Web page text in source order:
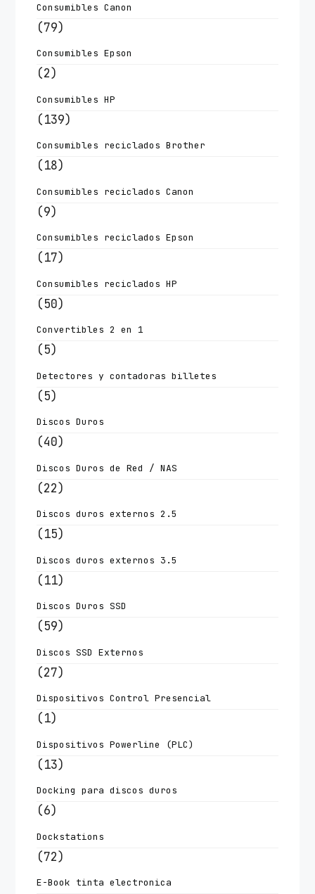
Consumibles Canon
(79)
Consumibles Epson
(2)
Consumibles HP
(139)
Consumibles reciclados Brother
(18)
Consumibles reciclados Canon
(9)
Consumibles reciclados Epson
(17)
Consumibles reciclados HP
(50)
Convertibles 2 en 1
(5)
Detectores y contadoras billetes
(5)
Discos Duros
(40)
Discos Duros de Red / NAS
(22)
Discos duros externos 2.5
(15)
Discos duros externos 3.5
(11)
Discos Duros SSD
(59)
Discos SSD Externos
(27)
Dispositivos Control Presencial
(1)
Dispositivos Powerline (PLC)
(13)
Docking para discos duros
(6)
Dockstations
(72)
E-Book tinta electronica